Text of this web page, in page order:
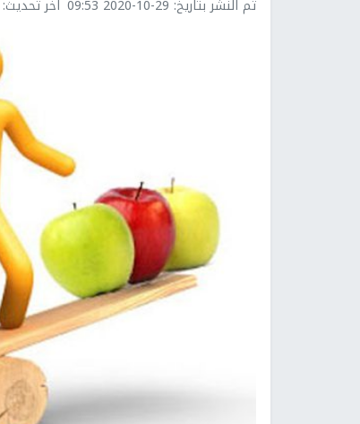
تم النشر بتاريخ: 2020-10-29 09:53 اخر تحديث: